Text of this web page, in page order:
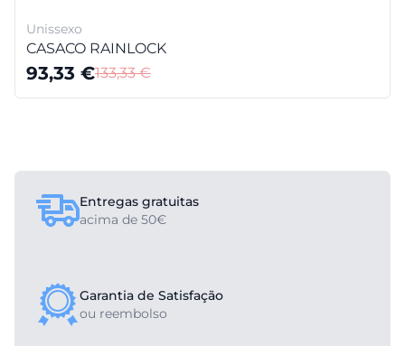
Unissexo
CASACO RAINLOCK
93,33 €133,33€
Entregas gratuitas
acima de 50€
Garantia de Satisfação
ou reembolso